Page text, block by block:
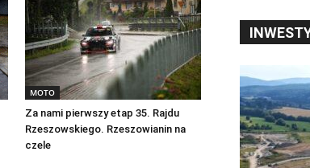
MOTO
Za nami pierwszy etap 35. Rajdu
Rzeszowskiego. Rzeszowianin na
czele